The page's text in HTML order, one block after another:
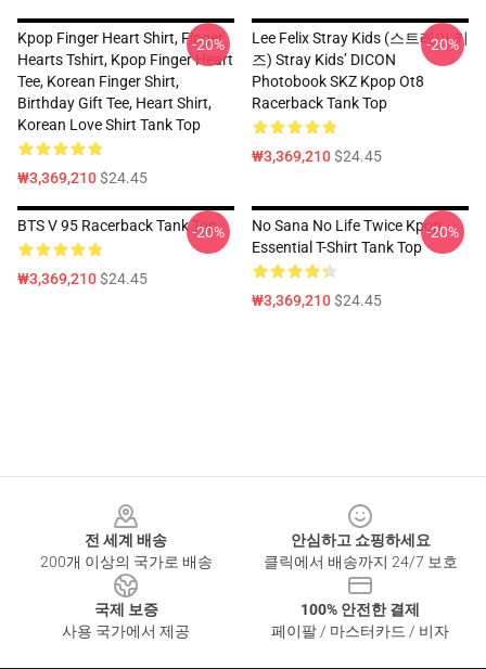
Kpop Finger Heart Shirt, Finger
Hearts Tshirt, Kpop Finger Heart
Tee, Korean Finger Shirt,
Birthday Gift Tee, Heart Shirt,
Korean Love Shirt Tank Top
₩3,369,210$24.45
-20%
Lee Felix Stray Kids (스트레이 키
즈) Stray Kids’ DICON
Photobook SKZ Kpop Ot8
Racerback Tank Top
₩3,369,210$24.45
-20%
BTS V 95 Racerback Tank Top
₩3,369,210$24.45
-20%
No Sana No Life Twice Kpop
Essential T-Shirt Tank Top
₩3,369,210$24.45
-20%
전 세계 배송
200개 이상의 국가로 배송
안심하고 쇼핑하세요
클릭에서 배송까지 24/7 보호
국제 보증
사용 국가에서 제공
100% 안전한 결제
페이팔 / 마스터카드 / 비자